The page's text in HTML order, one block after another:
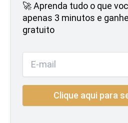
🚀 Aprenda tudo o que
apenas 3 minutos e
gratuito